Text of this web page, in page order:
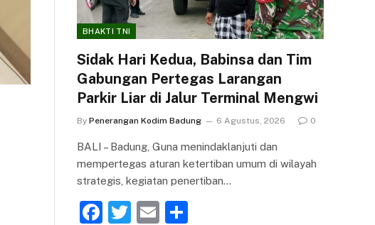
BHAKTI TNI
Sidak Hari Kedua, Babinsa dan Tim
Gabungan Pertegas Larangan
Parkir Liar di Jalur Terminal Mengwi
By Penerangan Kodim Badung 6 Agustus, 2026 0
BALI – Badung, Guna menindaklanjuti dan
mempertegas aturan ketertiban umum di wilayah
strategis, kegiatan penertiban…
F
T
E